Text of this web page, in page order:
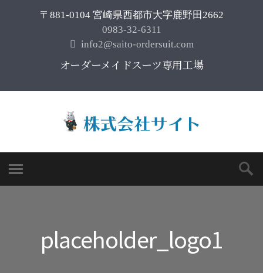
〒881-0104 宮崎県西都市大字鹿野田2662
0983-32-6311
info2@saito-ordersuit.com
オーダーメイドスーツ専用工場
placeholder_logo1